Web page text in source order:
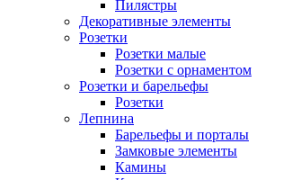
Пилястры
Декоративные элементы
Розетки
Розетки малые
Розетки с орнаментом
Розетки и барельефы
Розетки
Лепнина
Барельефы и порталы
Замковые элементы
Камины